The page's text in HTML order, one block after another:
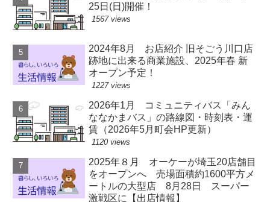
25日(日)開催！
1567 views
2024年8月 お店紹介 旧そごう川口店
跡地に出来る商業施設、2025年春 新
オープン予定！
1227 views
2026年1月 コミュニティバス「みん
ななかまバス」の路線図・時刻表・運
賃（2026年5月町会HP更新）
1120 views
2025年８月 オーケーが埼玉20店舗目
をオープンへ 売場面積約1600平方メ
ートルの大型店 8月28日 スーパー
激戦区に【出店情報】